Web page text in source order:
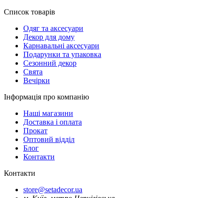
Список товарів
Oдяг та аксесуари
Декор для дому
Карнавальні аксесуари
Подарунки та упаковка
Сезонний декор
Свята
Вечірки
Інформація про компанію
Наші магазини
Доставка і оплата
Прокат
Оптовий відділ
Блог
Контакти
Контакти
store@setadecor.ua